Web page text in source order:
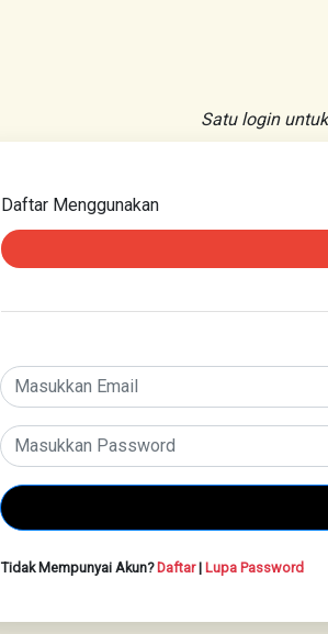
Satu login
Daftar Menggunakan
Tidak Mempunyai Akun?Daftar| Lupa Password